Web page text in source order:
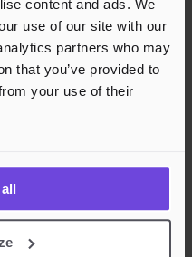
content and ads. We
use of our site with our
partners who may
that you’ve provided to
your use of their